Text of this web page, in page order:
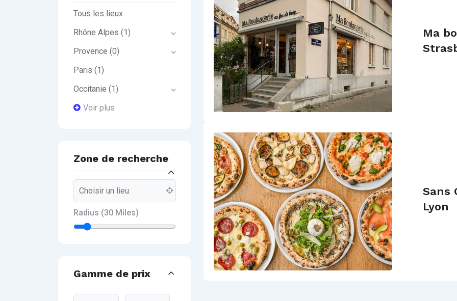
Ma
Sans
Lyon
Tous les lieux
Rhône Alpes (1)
Provence (0)
Paris (1)
Occitanie (1)
Voir plus
Zone de recherche
Radius (30 Miles)
Gamme de prix